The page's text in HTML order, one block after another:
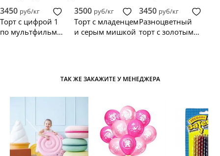
животных
3450 руб/кг
Торт с цифрой 1
по мультфильму
3500 руб/кг
Торт с младенцем
и серым мишкой
3450 руб/кг
Разноцветный
торт с золотым
ТАК ЖЕ ЗАКАЖИТЕ У МЕНЕДЖЕРА